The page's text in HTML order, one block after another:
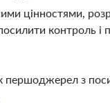
цінностями,
контроль і
першоджерел з